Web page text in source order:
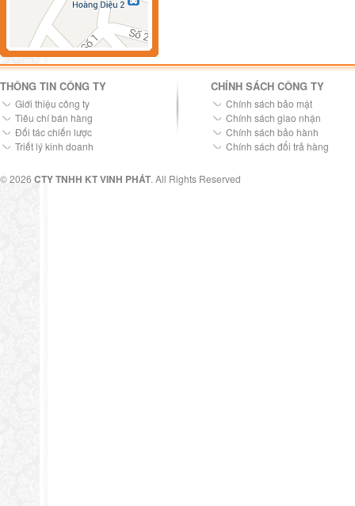
THÔNG TIN CÔNG TY
Giới thiệu công ty
Tiêu chí bán hàng
Đối tác chiến lược
Triết lý kinh doanh
CHÍNH SÁCH CÔNG TY
Chính sách bảo mật
Chính sách giao nhận
Chính sách bảo hành
Chính sách đổi trả hàng
© 2026 CTY TNHH KT VINH PHÁT. All Rights Reserved